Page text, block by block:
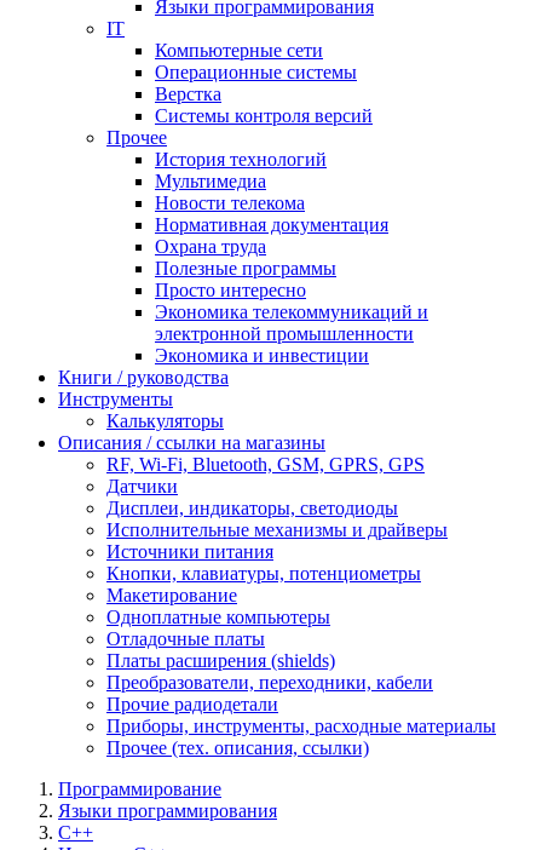
Языки программирования
IT
Компьютерные сети
Операционные системы
Верстка
Системы контроля версий
Прочее
История технологий
Мультимедиа
Новости телекома
Нормативная документация
Охрана труда
Полезные программы
Просто интересно
Экономика телекоммуникаций и
электронной промышленности
Экономика и инвестиции
Книги / руководства
Инструменты
Калькуляторы
Описания / ссылки на магазины
RF, Wi-Fi, Bluetooth, GSM, GPRS, GPS
Датчики
Дисплеи, индикаторы, светодиоды
Исполнительные механизмы и драйверы
Источники питания
Кнопки, клавиатуры, потенциометры
Макетирование
Одноплатные компьютеры
Отладочные платы
Платы расширения (shields)
Преобразователи, переходники, кабели
Прочие радиодетали
Приборы, инструменты, расходные материалы
Прочее (тех. описания, ссылки)
Программирование
Языки программирования
C++